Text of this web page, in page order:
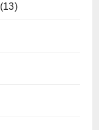
(13)